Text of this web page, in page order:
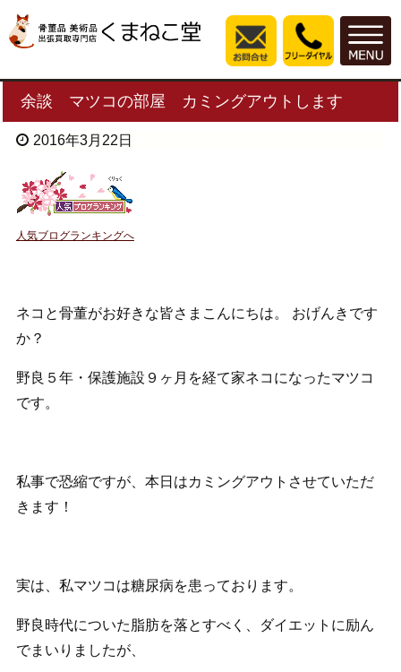
余談 マツコの部屋 カミングアウトします
2016年3月22日
人気ブログランキングへ
ネコと骨董がお好きな皆さまこんにちは。 おげんきです
か？
野良５年・保護施設９ヶ月を経て家ネコになったマツコ
です。
私事で恐縮ですが、本日はカミングアウトさせていただ
きます！
実は、私マツコは糖尿病を患っております。
野良時代についた脂肪を落とすべく、ダイエットに励ん
でまいりましたが、